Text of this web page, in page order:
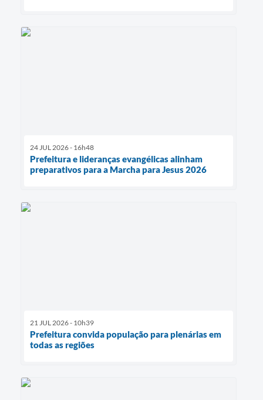
24 JUL 2026 - 16h48
Prefeitura e lideranças evangélicas alinham
preparativos para a Marcha para Jesus 2026
21 JUL 2026 - 10h39
Prefeitura convida população para plenárias em
todas as regiões